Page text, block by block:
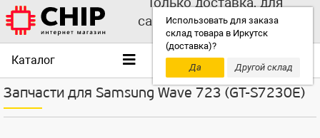
Использовать для заказа
склад товара в Иркутск
(доставка)?
Да
Другой склад
самовывоза выбирайте
другой склад!
Каталог
Запчасти для Samsung Wave 723 (GT-S7230E)